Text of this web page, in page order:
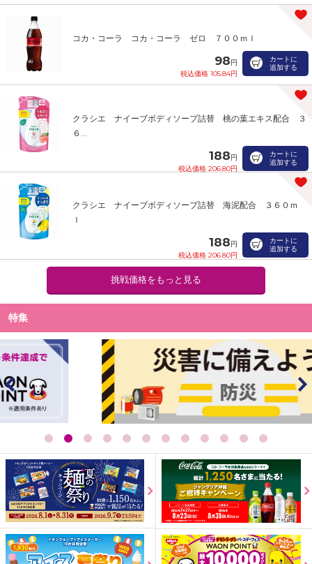
コカ・コーラ コカ・コーラ ゼロ ７００ｍｌ
98円
税込価格 105.84円
カートに
追加する
クラシエ ナイーブボディソープ詰替 桃の葉エキス配合 ３
６...
188円
税込価格 206.80円
カートに
追加する
クラシエ ナイーブボディソープ詰替 海泥配合 ３６０ｍ
ｌ
188円
税込価格 206.80円
カートに
追加する
挑戦価格をもっと見る
特集